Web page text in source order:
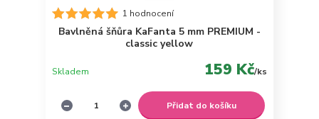
1 hodnocení
Bavlněná šňůra KaFanta 5 mm PREMIUM -
classic yellow
159 Kč/ks
Skladem
Přidat do košíku